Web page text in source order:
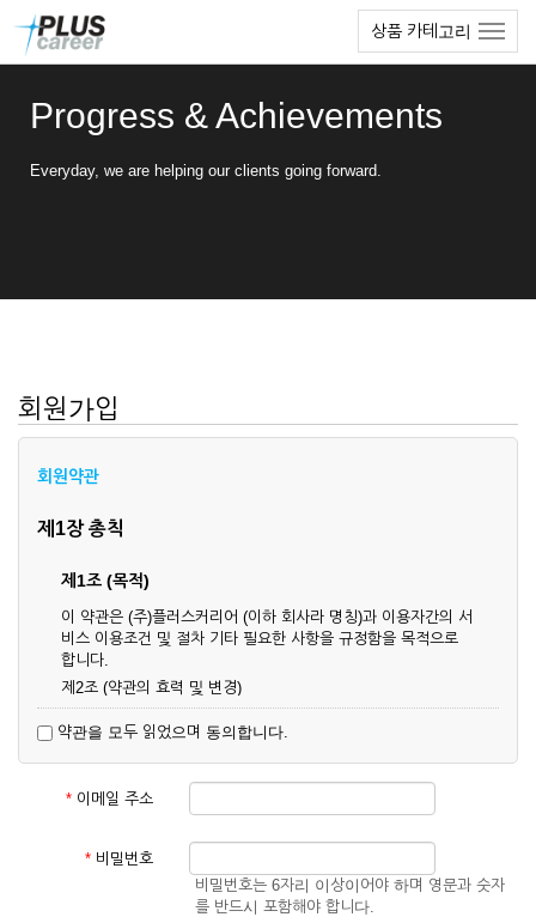
상품 카테고리
Progress & Achievements
Everyday, we are helping our clients going forward.
회원가입
회원약관
제1장 총칙
제1조 (목적)
이 약관은 (주)플러스커리어 (이하 회사라 명칭)과 이용자간의 서
비스 이용조건 및 절차 기타 필요한 사항을 규정함을 목적으로
합니다.
제2조 (약관의 효력 및 변경)
업상 중요 하거나 합리적인 사유가 발생할 경우 온라인 공사를
통하여 변경할 수 있습니다.
② 회원은 변경된 약관에 동의하지 않을 경우 서비스 이용을 중
단하고 이용계약을 해지할 수 있습니다. 약관의 효력 발생일 이
것으로 간주됩니다.
제3조 (약관의 외 준칙)
약관을 모두 읽었으며 동의합니다.
* 이메일 주소
* 비밀번호
비밀번호는 6자리 이상이어야 하며 영문과 숫자
를 반드시 포함해야 합니다.